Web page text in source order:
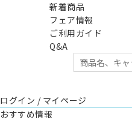
新着商品
フェア情報
ご利用ガイド
Q&A
ログイン / マイページ
おすすめ情報